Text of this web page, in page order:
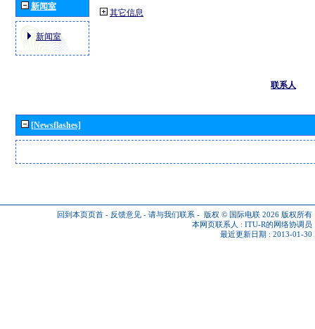
新闻室
新闻室
其它信息
联系人
[Newsflashes]
回到本页页首 - 反馈意见 - 请与我们联系 - 版权 © 国际电联 2026 版权所有
本网页联系人 : ITU-R的网络协调员
最近更新日期 : 2013-01-30